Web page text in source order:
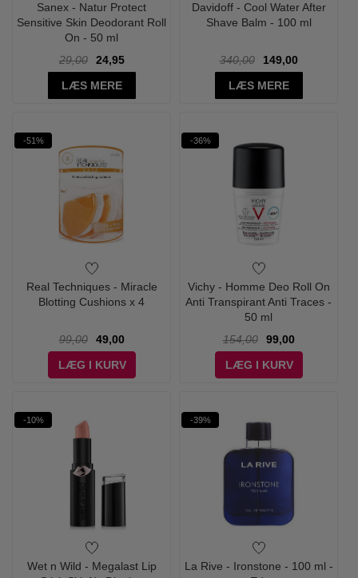
Sanex - Natur Protect
Sensitive Skin Deodorant Roll
On - 50 ml
29,00
24,95
LÆS MERE
Davidoff - Cool Water After
Shave Balm - 100 ml
340,00
149,00
LÆS MERE
-51%
Real Techniques - Miracle
Blotting Cushions x 4
99,00
49,00
LÆG I KURV
-36%
Vichy - Homme Deo Roll On
Anti Transpirant Anti Traces -
50 ml
154,00
99,00
LÆG I KURV
-10%
Wet n Wild - Megalast Lip
-39%
La Rive - Ironstone - 100 ml -